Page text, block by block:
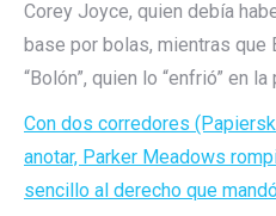
Corey Joyce, quien debía
base por bolas, mientras que
“Bolón”, quien lo “enfrió” en la
Con dos corredores
anotar, Parker Meadows
sencillo al derecho que